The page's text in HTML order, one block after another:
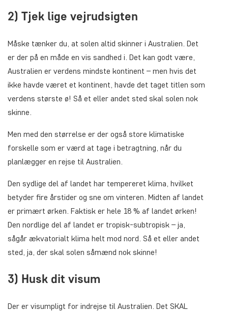
2) Tjek lige vejrudsigten
Måske tænker du, at solen altid skinner i Australien. Det
er der på en måde en vis sandhed i. Det kan godt være,
Australien er verdens mindste kontinent – men hvis det
ikke havde været et kontinent, havde det taget titlen som
verdens største ø! Så et eller andet sted skal solen nok
skinne.
Men med den størrelse er der også store klimatiske
forskelle som er værd at tage i betragtning, når du
planlægger en rejse til Australien.
Den sydlige del af landet har tempereret klima, hvilket
betyder fire årstider og sne om vinteren. Midten af landet
er primært ørken. Faktisk er hele 18 % af landet ørken!
Den nordlige del af landet er tropisk-subtropisk – ja,
sågår ækvatorialt klima helt mod nord. Så et eller andet
sted, ja, der skal solen såmænd nok skinne!
3) Husk dit visum
Der er visumpligt for indrejse til Australien. Det SKAL